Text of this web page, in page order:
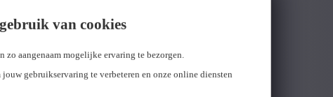
van cookies
zo aangenaam mogelijke ervaring te bezorgen.
gebruikservaring te verbeteren en onze online diensten